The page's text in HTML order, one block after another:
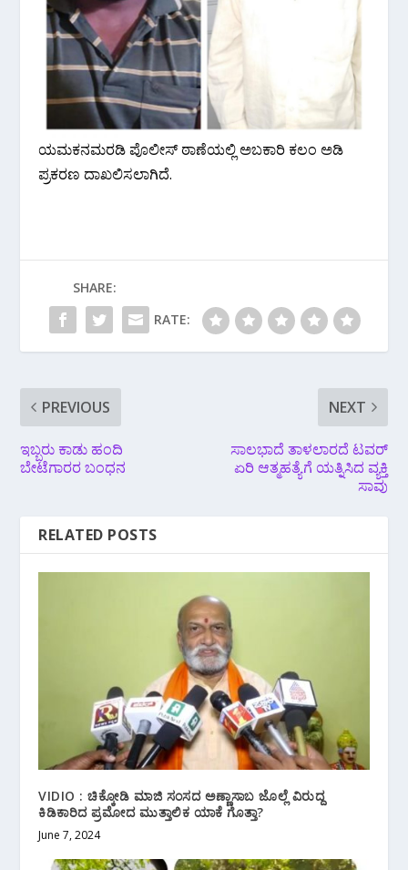
ಯಮಕನಮರಡಿ ಪೊಲೀಸ್ ಠಾಣೆಯಲ್ಲಿ ಅಬಕಾರಿ ಕಲಂ ಅಡಿ
ಪ್ರಕರಣ ದಾಖಲಿಸಲಾಗಿದೆ‌.
SHARE:
RATE:
PREVIOUS
ಇಬ್ಬರು ಕಾಡು ಹಂದಿ
ಬೇಟೆಗಾರರ ಬಂಧನ
NEXT
ಸಾಲಭಾದೆ ತಾಳಲಾರದೆ ಟವರ್
ಏರಿ ಆತ್ಮಹತ್ಯೆಗೆ ಯತ್ನಿಸಿದ ವ್ಯಕ್ತಿ
ಸಾವು
RELATED POSTS
VIDIO : ಚಿಕ್ಕೋಡಿ ಮಾಜಿ‌ ಸಂಸದ ಅಣ್ಣಾಸಾಬ ಜೊಲ್ಲೆ ವಿರುದ್ದ
ಕಿಡಿಕಾರಿದ ಪ್ರಮೋದ ಮುತ್ತಾಲಿಕ ಯಾಕೆ ಗೊತ್ತಾ?
June 7, 2024